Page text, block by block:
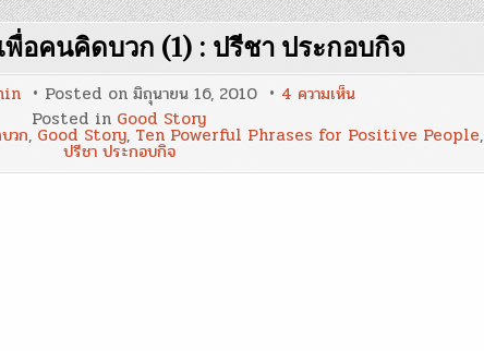
พื่อคนคิดบวก (1) : ปรีชา ประกอบกิจ
Posted on มิถุนายน 16, 2010 4 ความเห็นบน
วลี
ทรง
เพื่อ
Posted in Good Story
วก, Good Story, Ten Powerful Phrases for Positive People,
ปรีชา ประกอบกิจ